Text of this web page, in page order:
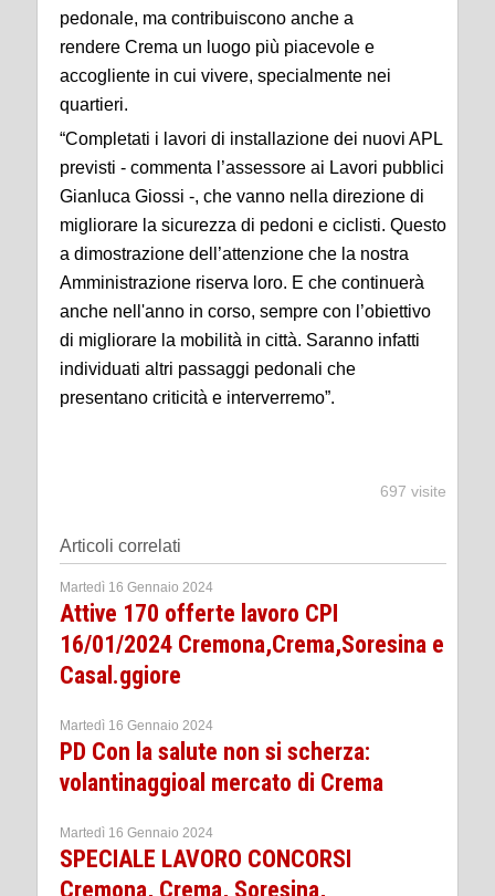
pedonale, ma contribuiscono anche a
rendere Crema un luogo più piacevole e
accogliente in cui vivere, specialmente nei
quartieri.
“Completati i lavori di installazione dei nuovi APL
previsti - commenta l’assessore ai Lavori pubblici
Gianluca Giossi -, che vanno nella direzione di
migliorare la sicurezza di pedoni e ciclisti. Questo
a dimostrazione dell’attenzione che la nostra
Amministrazione riserva loro. E che continuerà
anche nell'anno in corso, sempre con l’obiettivo
di migliorare la mobilità in città. Saranno infatti
individuati altri passaggi pedonali che
presentano criticità e interverremo”.
697 visite
Articoli correlati
Martedì 16 Gennaio 2024
Attive 170 offerte lavoro CPI
16/01/2024 Cremona,Crema,Soresina e
Casal.ggiore
Martedì 16 Gennaio 2024
PD Con la salute non si scherza:
volantinaggioal mercato di Crema
Martedì 16 Gennaio 2024
SPECIALE LAVORO CONCORSI
Cremona, Crema, Soresina,